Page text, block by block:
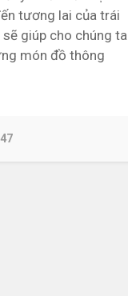
tương lai của trái
giúp cho chúng ta
món đồ thông
47